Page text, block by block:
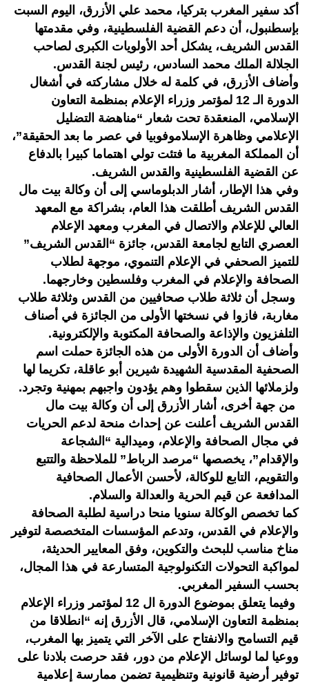
أكد سفير المغرب بتركيا، محمد علي الأزرق، اليوم السبت
بإسطنبول، أن دعم القضية الفلسطينية، وفي مقدمتها
القدس الشريف، يشكل أحد الأولويات الكبرى لصاحب
الجلالة الملك محمد السادس، رئيس لجنة القدس.
وأضاف الأزرق، في كلمة له خلال مشاركته في أشغال
الدورة الـ 12 لمؤتمر وزراء الإعلام بمنظمة التعاون
الإسلامي، المنعقدة تحت شعار “مناهضة التضليل
الإعلامي وظاهرة الإسلاموفوبيا في عصر ما بعد الحقيقة”،
أن المملكة المغربية ما فتئت تولي اهتماما كبيرا بالدفاع
عن القضية الفلسطينية والقدس الشريف.
وفي هذا الإطار، أشار الدبلوماسي إلى أن وكالة بيت مال
القدس الشريف أطلقت هذا العام، بشراكة مع المعهد
العالي للإعلام والاتصال في المغرب ومعهد الإعلام
العصري التابع لجامعة القدس، جائزة “القدس الشريف”
للتميز الصحفي في الإعلام التنموي، موجهة لطلاب
الصحافة والإعلام في المغرب وفلسطين وخارجهما.
وسجل أن ثلاثة طلاب صحافيين من القدس وثلاثة طلاب
مغاربة، فازوا في نسختها الأولى من الجائزة في أصناف
التلفزيون والإذاعة والصحافة المكتوبة والإلكترونية.
وأضاف أن الدورة الأولى من هذه الجائزة حملت اسم
الصحفية المقدسية الشهيدة شيرين أبو عاقلة، تكريما لها
ولزملائها الذين سقطوا وهم يؤدون واجبهم بمهنية وتجرد.
من جهة أخرى، أشار الأزرق إلى أن وكالة بيت مال
القدس الشريف أعلنت عن إحداث منحة لدعم الحريات
في مجال الصحافة والإعلام، وميدالية “الشجاعة
والإقدام”، يخصصها “مرصد الرباط” للملاحظة والتتبع
والتقويم، التابع للوكالة، لأحسن الأعمال الصحافية
المدافعة عن قيم الحرية والعدالة والسلام.
كما تخصص الوكالة سنويا منحا دراسية لطلبة الصحافة
والإعلام في القدس، وتدعم المؤسسات المتخصصة لتوفير
مناخ مناسب للبحث والتكوين، وفق المعايير الحديثة،
لمواكبة التحولات التكنولوجية المتسارعة في هذا المجال،
بحسب السفير المغربي.
وفيما يتعلق بموضوع الدورة ال 12 لمؤتمر وزراء الإعلام
بمنظمة التعاون الإسلامي، قال الأزرق إنه “انطلاقا من
قيم التسامح والانفتاح على الآخر التي يتميز بها المغرب،
ووعيا لما لوسائل الإعلام من دور، فقد حرصت بلادنا على
توفير أرضية قانونية وتنظيمية تضمن ممارسة إعلامية